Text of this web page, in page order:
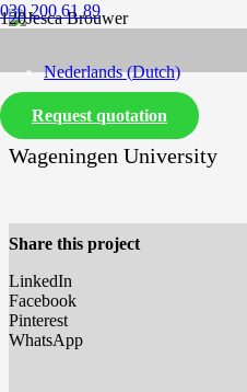
030 200 61 89
Nederlands(Dutch)
English
Request quotation
Wageningen University
Share this project
LinkedIn
Facebook
Pinterest
WhatsApp